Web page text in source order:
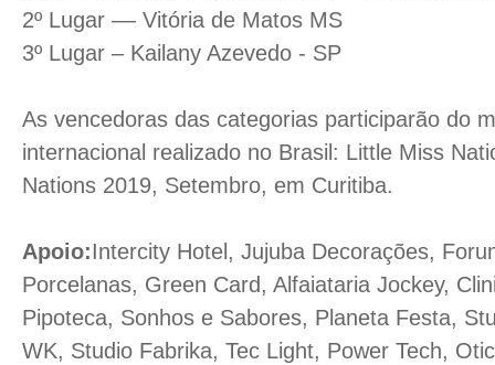
2º Lugar –– Vitória de Matos MS
3º Lugar – Kailany Azevedo - SP
As vencedoras das categorias participarão do
internacional realizado no Brasil: Little Miss
Nations 2019, Setembro, em Curitiba.
Apoio:Intercity Hotel, Jujuba Decorações,
Porcelanas, Green Card, Alfaiataria Jockey,
Pipoteca, Sonhos e Sabores, Planeta Festa,
WK, Studio Fabrika, Tec Light, Power Tech,